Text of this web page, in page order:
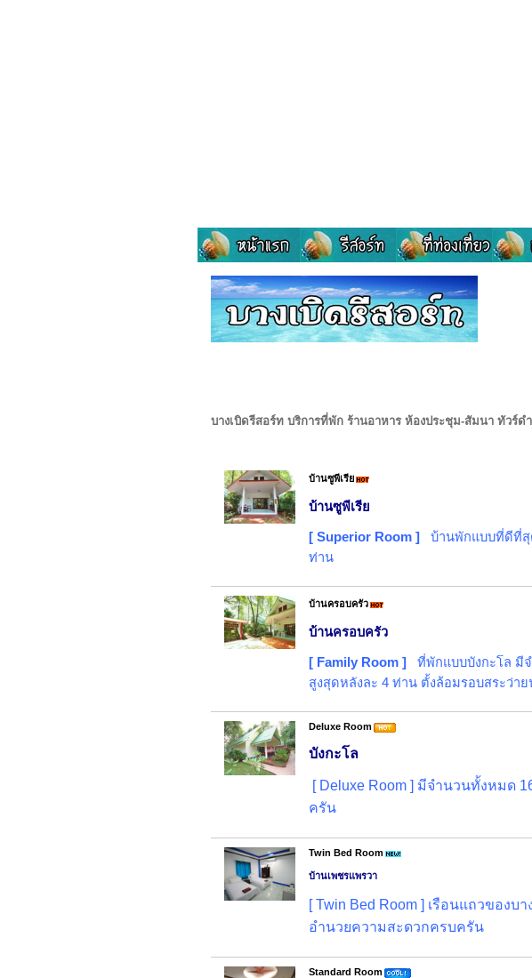
บางเบิดรีสอร์ท บริการที่พัก ร้านอาหาร ห้องประชุม-สัมนา ทัวร์ด
บ้านซูพีเรีย
บ้านซูพีเรีย
[ Superior Room ]
บ้านพักแบบที่ดีที่สุ
ท่าน
บ้านครอบครัว
บ้านครอบครัว
[ Family Room ]
ที่พักแบบบังกะโล มี
สูงสุดหลังละ 4 ท่าน ตั้งล้อมรอบสระว่า
Deluxe Room
บังกะโล
[ Deluxe Room ] มีจำนวนทั้งหมด
ครัน
Twin Bed Room
บ้านเพชรแพรวา
[ Twin Bed Room ] เรือนแถวของ
อำนวยความสะดวกครบครัน
Standard Room